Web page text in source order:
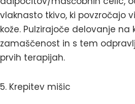
vlaknasto tkivo, ki povzročajo
kože. Pulzirajoče delovanje na
zamaščenost in s tem
prvih terapijah.
5. Krepitev mišic